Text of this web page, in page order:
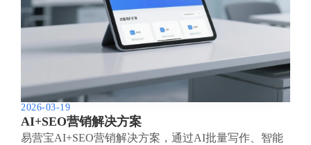
2026-03-19
AI+SEO营销解决方案
易营宝AI+SEO营销解决方案，通过AI批量写作、智能